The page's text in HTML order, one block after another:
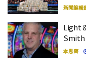
新聞編輯
Light
Smith
本思齊